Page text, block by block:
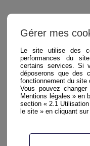
Gérer mes
Le site utilise des
performances du
certains services. Si
déposerons que des
fonctionnement du site
Vous pouvez
Mentions légales » en
section « 2.1
le site » en cliquant